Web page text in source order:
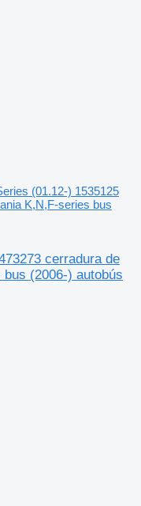
(01.12-) 1535125
K,N,F-series bus
cerradura de
(2006-) autobús